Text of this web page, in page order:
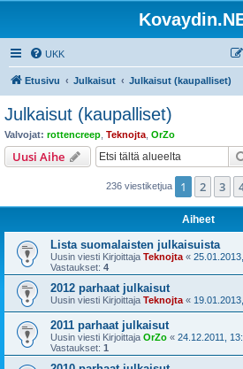
UKK
Etusivu Julkaisut Julkaisut (kaupalliset)
Julkaisut (kaupalliset)
Valvojat: rottencreep Teknojta OrZo
Uusi Aihe
236 viestiketjua 1 2 3
Aiheet
Lista suomalaisten julkaisuista
Uusin viesti Kirjoittaja Teknojta «
Vastaukset: 4
2012 parhaat julkaisut
Uusin viesti Kirjoittaja Teknojta «
2011 parhaat julkaisut
Uusin viesti Kirjoittaja OrZo « 24.12.2011,
Vastaukset: 1